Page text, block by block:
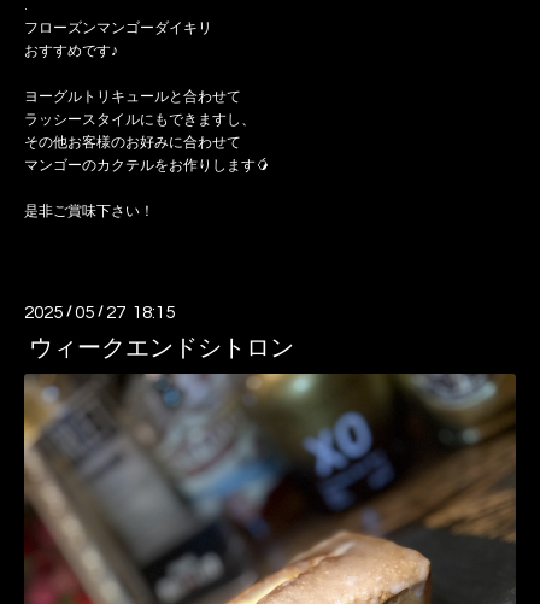
.
フローズンマンゴーダイキリ
おすすめです♪
ヨーグルトリキュールと合わせて
ラッシースタイルにもできますし、
その他お客様のお好みに合わせて
マンゴーのカクテルをお作りします🥭
是非ご賞味下さい！
2025 /05 / 27 18:15
ウィークエンドシトロン